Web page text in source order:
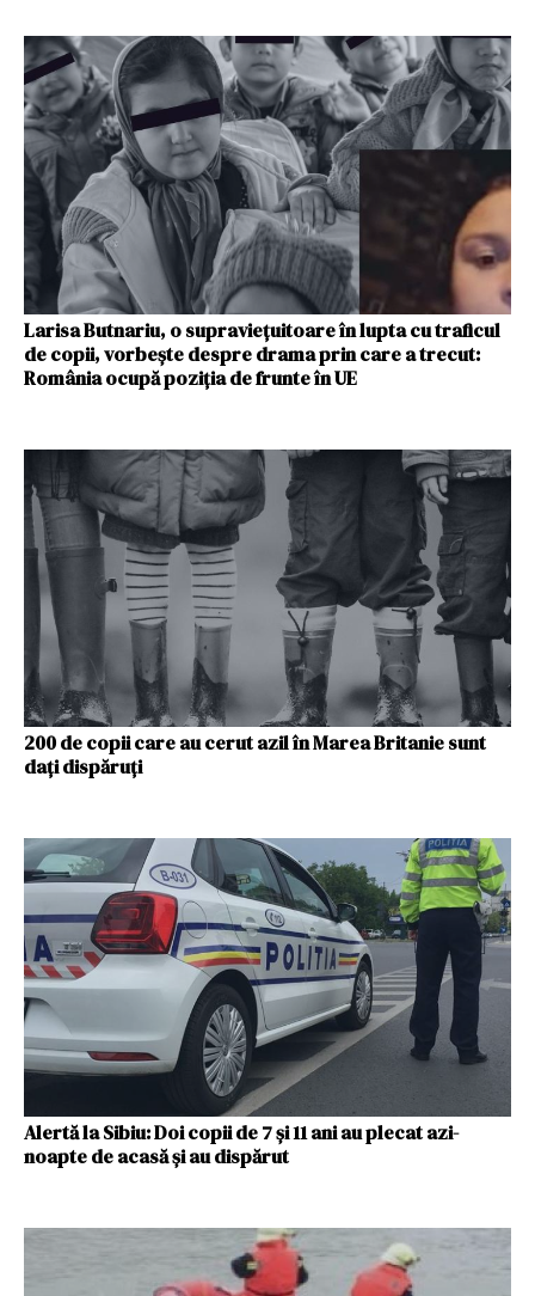
Larisa Butnariu, o supraviețuitoare în lupta cu traficul
de copii, vorbește despre drama prin care a trecut:
România ocupă poziția de frunte în UE
200 de copii care au cerut azil în Marea Britanie sunt
dați dispăruți
Alertă la Sibiu: Doi copii de 7 și 11 ani au plecat azi-
noapte de acasă și au dispărut